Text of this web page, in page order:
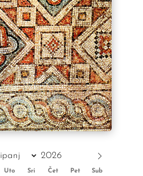
Uto Sri Čet Pet Sub